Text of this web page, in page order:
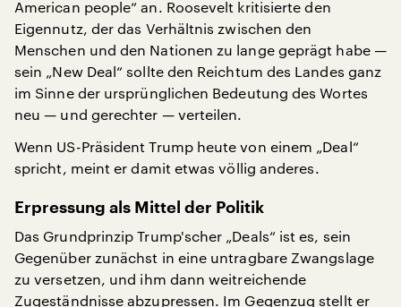
American people“ an. Roosevelt kritisierte den
Eigennutz, der das Verhältnis zwischen den
Menschen und den Nationen zu lange geprägt habe —
sein „New Deal“ sollte den Reichtum des Landes ganz
im Sinne der ursprünglichen Bedeutung des Wortes
neu — und gerechter — verteilen.
Wenn US-Präsident Trump heute von einem „Deal“
spricht, meint er damit etwas völlig anderes.
Erpressung als Mittel der Politik
Das Grundprinzip Trump'scher „Deals“ ist es, sein
Gegenüber zunächst in eine untragbare Zwangslage
zu versetzen, und ihm dann weitreichende
Zugeständnisse abzupressen. Im Gegenzug stellt er